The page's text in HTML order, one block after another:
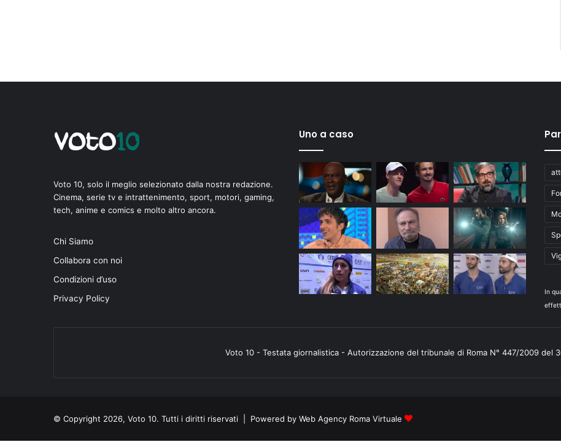
Voto 10, solo il meglio selezionato dalla nostra redazione.
Cinema, serie tv e intrattenimento, sport, motori, gaming,
tech, anime e comics e molto altro ancora.
Chi Siamo
Collabora con noi
Condizioni d’uso
Privacy Policy
Uno a caso
In
Voto 10 - Testata giornalistica - Autorizzazione del tribunale di Roma N° 447/2009 del
© Copyright 2026, Voto 10. Tutti i diritti riservati | Powered by Web Agency Roma Virtuale